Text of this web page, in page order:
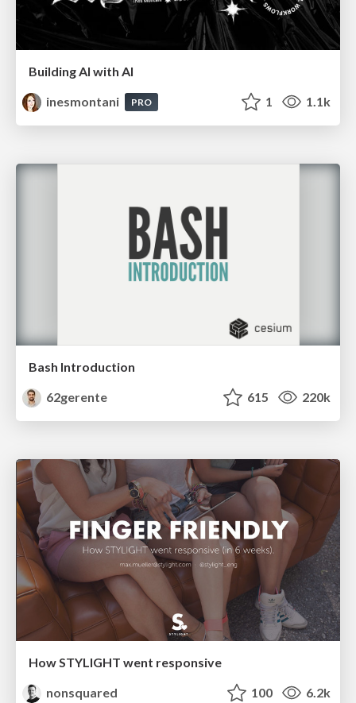
Building AI with AI
inesmontani
PRO 1 1.1k
Bash Introduction
62gerente
615 220k
How STYLIGHT went responsive
nonsquared
100 6.2k